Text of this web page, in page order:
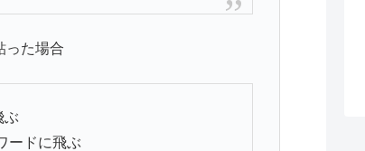
った場合
ぶ
ードに飛ぶ